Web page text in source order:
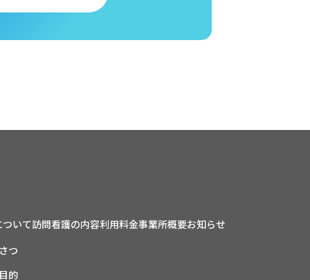
いて
つ
的
訪問看護の内容利用料金事業所概要お知らせ